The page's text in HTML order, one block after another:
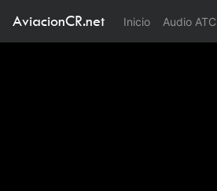
AviacionCR.net Inicio(current)
Audio ATC